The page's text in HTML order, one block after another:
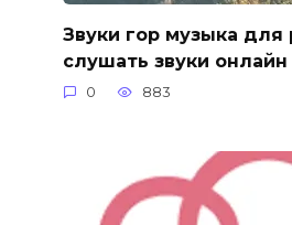
Звуки гор музыка
слушать звуки онлайн
0 883